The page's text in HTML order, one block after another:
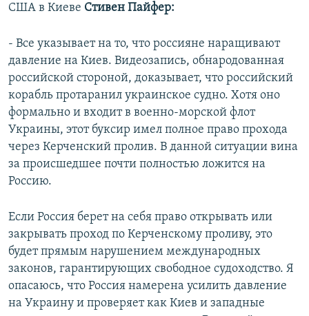
США в Киеве Стивен Пайфер:
- Все указывает на то, что россияне наращивают
давление на Киев. Видеозапись, обнародованная
российской стороной, доказывает, что российский
корабль протаранил украинское судно. Хотя оно
формально и входит в военно-морской флот
Украины, этот буксир имел полное право прохода
через Керченский пролив. В данной ситуации вина
за происшедшее почти полностью ложится на
Россию.
Если Россия берет на себя право открывать или
закрывать проход по Керченскому проливу, это
будет прямым нарушением международных
законов, гарантирующих свободное судоходство. Я
опасаюсь, что Россия намерена усилить давление
на Украину и проверяет как Киев и западные